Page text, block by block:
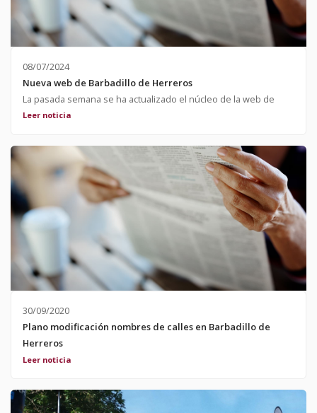
08/07/2024
Nueva web de Barbadillo de Herreros
La pasada semana se ha actualizado el núcleo de la web de
Barbadillo mejorando su funcionamiento y seguridad.
Leer noticia
30/09/2020
Plano modificación nombres de calles en Barbadillo de
Herreros
Se adjunta plano provisional con propuestas de;;modificacion
Herreros.
Leer noticia